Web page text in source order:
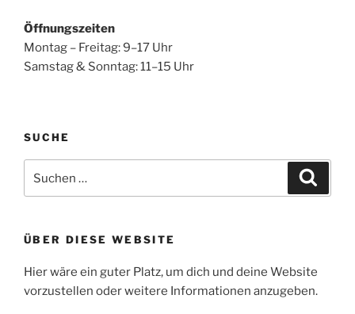
Öffnungszeiten
Montag – Freitag: 9–17 Uhr
Samstag & Sonntag: 11–15 Uhr
SUCHE
nach:
ÜBER DIESE WEBSITE
Hier wäre ein guter Platz, um dich und deine Website
vorzustellen oder weitere Informationen anzugeben.